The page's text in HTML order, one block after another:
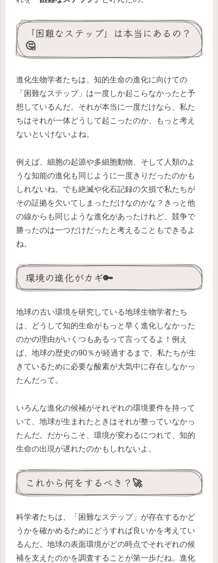
「困難なステップ」は本当にあるの？
🤔
進化生物学者たちは、知的生命の進化に向けての
「困難なステップ」は一度しか起こらなかったと予
想しているんだ。それが本当に一度だけなら、私た
ちはそれが一体どうして起こったのか、もっと考え
ないといけないよね。
例えば、細胞の起源や多細胞動物、そして人類のよ
うな知能の進化も同じように一度きりだったのかも
しれないね。でも絶滅や化石記録の欠損で私たちが
その証拠を欠いてしまっただけなのかな？きっと他
の線からも同じような進化があったけれど、競争で
勝ったのは一つだけだったと考えることもできるよ
ね。
環境の進化がカギ🔑
地球の古い環境を研究している地球生物学者たち
は、どうして知的生命がもっと早く進化しなかった
のかの理由がいくつもあるって言ってるよ！例え
ば、地球の歴史の90％が経過するまで、私たちが生
きているために必要な酸素が大気中に存在しなかっ
たんだって。
いろんな進化の候補がそれぞれの環境要件を持って
いて、地球が生まれたときはそれが整っていなかっ
たんだ。だからこそ、環境が変わるにつれて、知的
生命の出現が遅れたのかもしれないよ。
これから何をするべき？🚀
科学者たちは、「困難なステップ」が存在するかど
うかを確かめるためにどうすれば良いかを考えてい
るんだ。地球の表面環境がどの時点でそれぞれの候
補を支えたのかを調査することが第一歩だね。進化